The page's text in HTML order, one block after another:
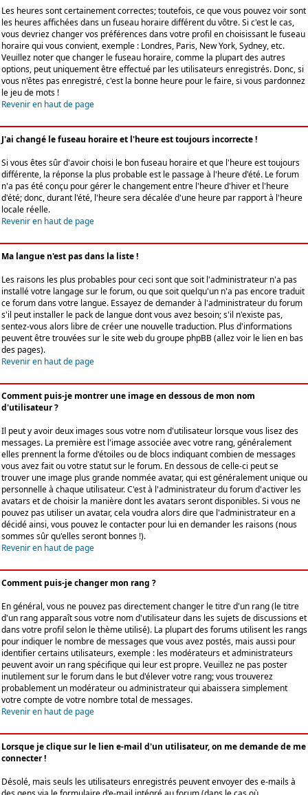
Les heures sont certainement correctes; toutefois, ce que vous pouvez voir sont
les heures affichées dans un fuseau horaire différent du vôtre. Si c'est le cas,
vous devriez changer vos préférences dans votre profil en choisissant le fuseau
horaire qui vous convient, exemple : Londres, Paris, New York, Sydney, etc.
Veuillez noter que changer le fuseau horaire, comme la plupart des autres
options, peut uniquement être effectué par les utilisateurs enregistrés. Donc, si
vous n'êtes pas enregistré, c'est la bonne heure pour le faire, si vous pardonnez
le jeu de mots !
Revenir en haut de page
J'ai changé le fuseau horaire et l'heure est toujours incorrecte !
Si vous êtes sûr d'avoir choisi le bon fuseau horaire et que l'heure est toujours
différente, la réponse la plus probable est le passage à l'heure d'été. Le forum
n'a pas été conçu pour gérer le changement entre l'heure d'hiver et l'heure
d'été; donc, durant l'été, l'heure sera décalée d'une heure par rapport à l'heure
locale réelle.
Revenir en haut de page
Ma langue n'est pas dans la liste !
Les raisons les plus probables pour ceci sont que soit l'administrateur n'a pas
installé votre langage sur le forum, ou que soit quelqu'un n'a pas encore traduit
ce forum dans votre langue. Essayez de demander à l'administrateur du forum
s'il peut installer le pack de langue dont vous avez besoin; s'il n'existe pas,
sentez-vous alors libre de créer une nouvelle traduction. Plus d'informations
peuvent être trouvées sur le site web du groupe phpBB (allez voir le lien en bas
des pages).
Revenir en haut de page
Comment puis-je montrer une image en dessous de mon nom
d'utilisateur ?
Il peut y avoir deux images sous votre nom d'utilisateur lorsque vous lisez des
messages. La première est l'image associée avec votre rang, généralement
elles prennent la forme d'étoiles ou de blocs indiquant combien de messages
vous avez fait ou votre statut sur le forum. En dessous de celle-ci peut se
trouver une image plus grande nommée avatar, qui est généralement unique ou
personnelle à chaque utilisateur. C'est à l'administrateur du forum d'activer les
avatars et de choisir la manière dont les avatars seront disponibles. Si vous ne
pouvez pas utiliser un avatar, cela voudra alors dire que l'administrateur en a
décidé ainsi, vous pouvez le contacter pour lui en demander les raisons (nous
sommes sûr qu'elles seront bonnes !).
Revenir en haut de page
Comment puis-je changer mon rang ?
En général, vous ne pouvez pas directement changer le titre d'un rang (le titre
d'un rang apparaît sous votre nom d'utilisateur dans les sujets de discussions et
dans votre profil selon le thème utilisé). La plupart des forums utilisent les rangs
pour indiquer le nombre de messages que vous avez postés, mais aussi pour
identifier certains utilisateurs, exemple : les modérateurs et administrateurs
peuvent avoir un rang spécifique qui leur est propre. Veuillez ne pas poster
inutilement sur le forum dans le but d'élever votre rang; vous trouverez
probablement un modérateur ou administrateur qui abaissera simplement
votre compte de votre nombre total de messages.
Revenir en haut de page
Lorsque je clique sur le lien e-mail d'un utilisateur, on me demande de me
connecter !
Désolé, mais seuls les utilisateurs enregistrés peuvent envoyer des e-mails à